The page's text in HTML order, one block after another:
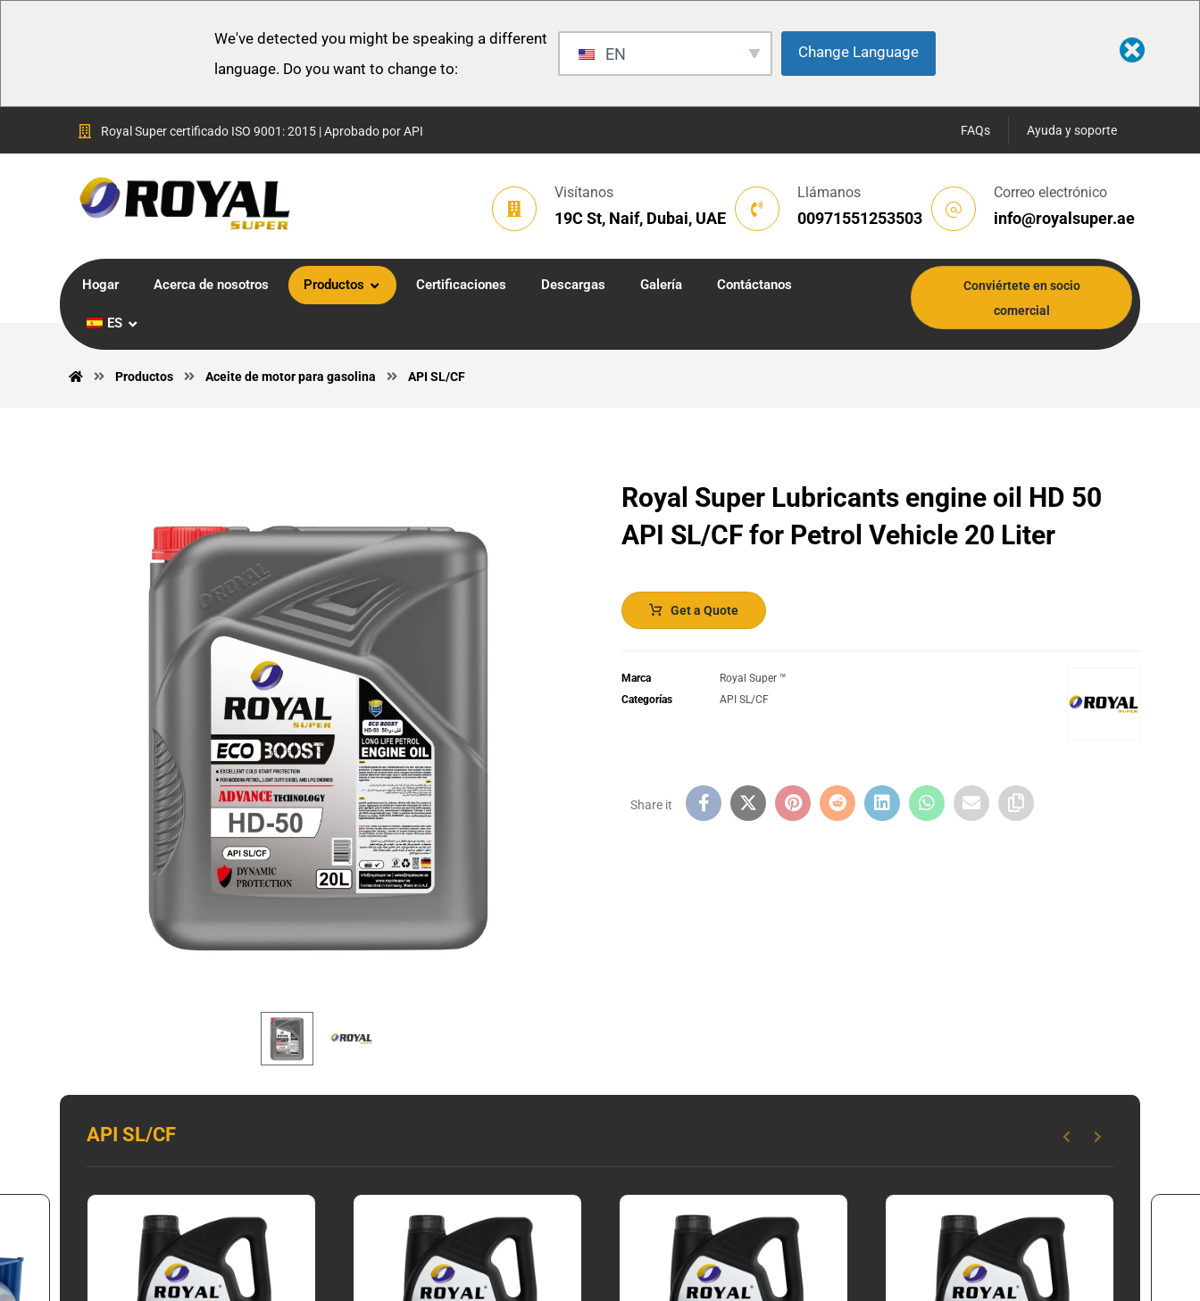
We've detected you might be speaking a different
language. Do you want to change to:
EN Change Language
Royal Super certificado ISO 9001: 2015 | Aprobado por API Ayuda y soporte
FAQs
Correo electrónico
info@royalsuper.ae
Llámanos
00971551253503
Visítanos
19C St, Naif, Dubai, UAE
Hogar Acerca de nosotros Productos Certificaciones Descargas Galería Contáctanos
ES
Conviértete en socio
comercial
Productos Aceite de motor para gasolina API SL/CF
Royal Super Lubricants engine oil HD 50
API SL/CF for Petrol Vehicle 20 Liter
Get a Quote
Marca
Royal Super ™️
Categorías
API SL/CF
API SL/CF